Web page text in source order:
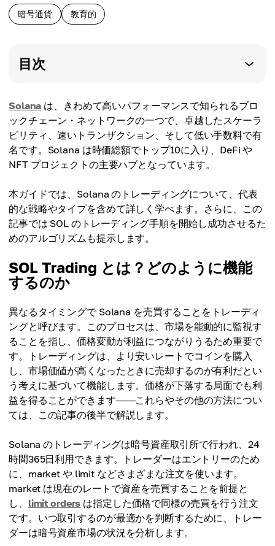
暗号通貨 教育的
目次
Solana は、きわめて高いパフォーマンスで知られるブロ
ックチェーン・ネットワークの一つで、卓越したスケーラ
ビリティ、速いトランザクション、そして低い手数料で有
名です。Solana は時価総額でトップ10に入り、DeFi や
NFT プロジェクトの主要ハブとなっています。
本ガイドでは、Solana のトレーディングについて、代表
的な戦略やタイプを含めて詳しく学べます。さらに、この
記事では SOL のトレーディング手順を開始し成功させるた
めのアルゴリズムも提示します。
SOL Trading とは？どのように機能
するのか
異なるタイミングで Solana を売買することをトレーディ
ングと呼びます。このプロセスは、市場を能動的に監視す
ることを指し、価格変動が利益につながりうるため重要で
す。トレーディングは、より安いレートでコインを購入
し、市場価値が高くなったときに売却するのが有利だとい
う考えに基づいて機能します。価格が下落する局面でも利
益を得ることができます――これらやその他の方法につい
ては、この記事の後半で解説します。
Solana のトレーディングは暗号資産取引所で行われ、24
時間365日利用できます。トレーダーはエントリーのため
に、market や limit などさまざまな注文を使います。
market は現在のレートで資産を売買することを前提と
し、 limit orders は指定した価格で同様の売買を行う注文
です。いつ取引するのが最適かを判断するために、トレー
ダーは暗号資産市場の状況を分析します。